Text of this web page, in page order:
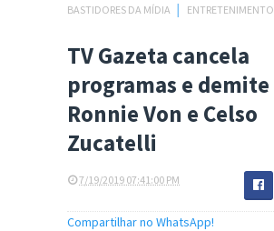
BASTIDORES DA MÍDIA ENTRETENIMENTO
TV Gazeta cancela
programas e demite
Ronnie Von e Celso
Zucatelli
7/19/2019 07:41:00 PM
Compartilhar no WhatsApp!